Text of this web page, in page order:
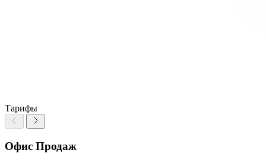
Тарифы
Офис Продаж